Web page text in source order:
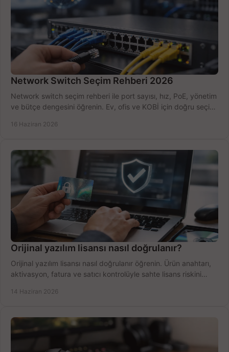
Network Switch Seçim Rehberi 2026
Network switch seçim rehberi ile port sayısı, hız, PoE, yönetim
ve bütçe dengesini öğrenin. Ev, ofis ve KOBİ için doğru seçimi
16 Haziran 2026
Orijinal yazılım lisansı nasıl doğrulanır?
Orijinal yazılım lisansı nasıl doğrulanır öğrenin. Ürün anahtarı,
aktivasyon, fatura ve satıcı kontrolüyle sahte lisans riskini
14 Haziran 2026